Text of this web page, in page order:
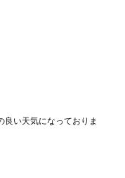
い天気になっておりま